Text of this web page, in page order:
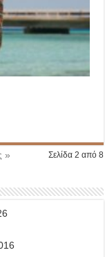
Σελίδα 2 από 8
»